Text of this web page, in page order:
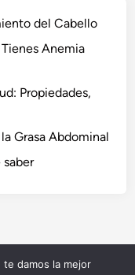
del Cabello
Anemia
Propiedades,
Grasa Abdominal
te damos la mejor